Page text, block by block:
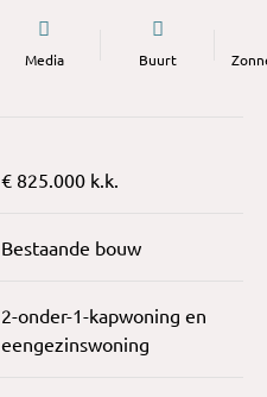
Media Buurt
€ 825.000 k.k.
Bestaande bouw
2-onder-1-kapwoning en
eengezinswoning